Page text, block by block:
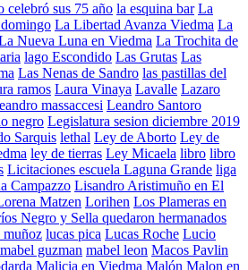
celebró sus 75 año la esquina bar La
La Libertad Avanza Viedma La
Nueva Luna en Viedma La Trochita de
lago Escondido Las Grutas Las
Las Nenas de Sandro las pastillas del
ramos Laura Vinaya Lavalle Lazaro
massaccesi Leandro Santoro
negro Legislatura sesion diciembre 2019
Sarquis lethal Ley de Aborto Ley de
ley de tierras Ley Micaela libro libro
Licitaciones escuela Laguna Grande liga
Campazzo Lisandro Aristimuño en El
Matzen Lorihen Los Plameras en
Negro y Sella quedaron hermanados
muñoz lucas pica Lucas Roche Lucio
mabel guzman mabel leon Macos Pavlin
Malicia en Viedma Malón Malon en